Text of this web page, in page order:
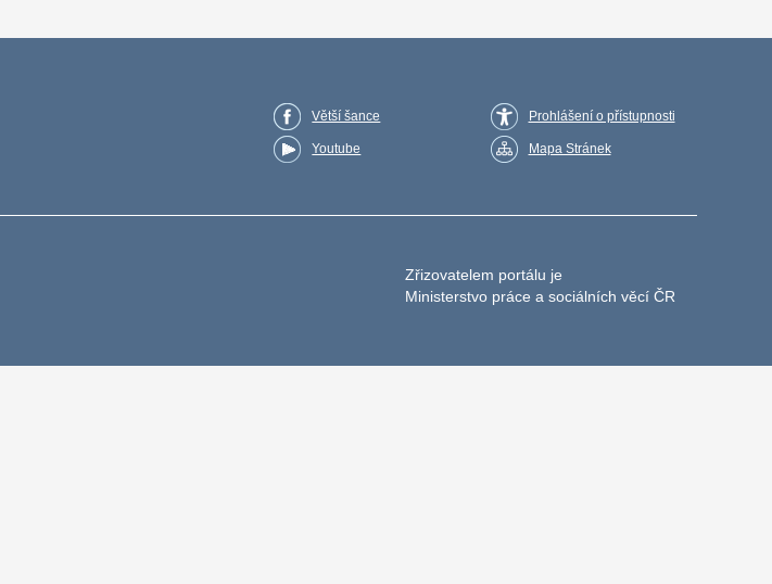
Větší šance
Youtube
Prohlášení o přístupnosti
Mapa Stránek
Zřizovatelem portálu je
Ministerstvo práce a sociálních věcí ČR